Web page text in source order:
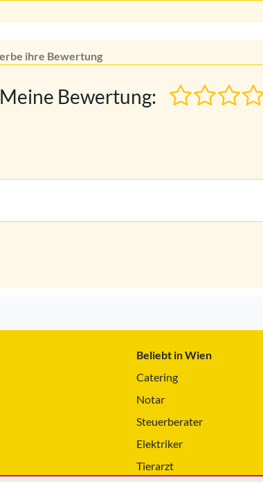
ihre Bewertung
Meine Bewertung:
Beliebt in Wien
Catering
Notar
Steuerberater
Elektriker
Tierarzt